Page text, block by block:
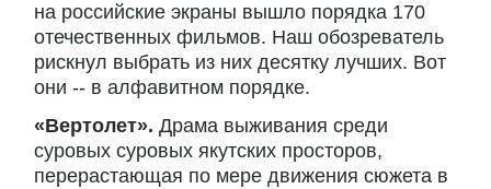
на российские экраны вышло порядка 170
отечественных фильмов. Наш обозреватель
рискнул выбрать из них десятку лучших. Вот
они -- в алфавитном порядке.
«Вертолет». Драма выживания среди
суровых суровых якутских просторов,
перерастающая по мере движения сюжета в